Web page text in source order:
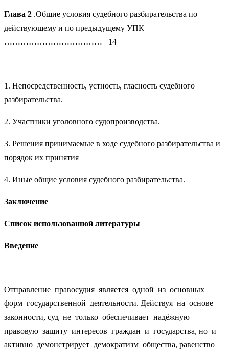
Глава 2 .Общие условия судебного разбирательства по
действующему и по предыдущему УПК
……………………………… 14
1. Непосредственность, устность, гласность судебного
разбирательства.
2. Участники уголовного судопроизводства.
3. Решения принимаемые в ходе судебного разбирательства и
порядок их принятия
4. Иные общие условия судебного разбирательства.
Заключение
Список использованной литературы
Введение
Отправление правосудия является одной из основных
форм государственной деятельности. Действуя на основе
законности, суд не только обеспечивает надёжную
правовую защиту интересов граждан и государства, но и
активно демонстрирует демократизм общества, равенство